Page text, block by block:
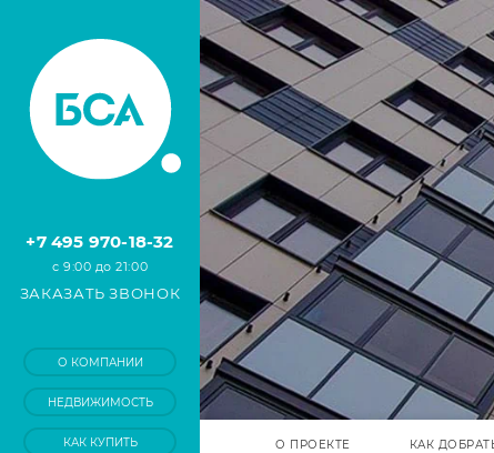
+7 495 970-18-32
с 9:00 до 21:00
ЗАКАЗАТЬ ЗВОНОК
О КОМПАНИИ
НЕДВИЖИМОСТЬ
КАК КУПИТЬ О ПРОЕКТЕ КАК